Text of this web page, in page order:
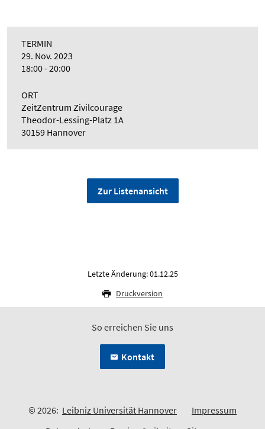
TERMIN
29. Nov. 2023
18:00 - 20:00
ORT
ZeitZentrum Zivilcourage
Theodor-Lessing-Platz 1A
30159 Hannover
Zur Listenansicht
Letzte Änderung: 01.12.25
Druckversion
So erreichen Sie uns
Kontakt
© 2026: Leibniz Universität Hannover
Impressum